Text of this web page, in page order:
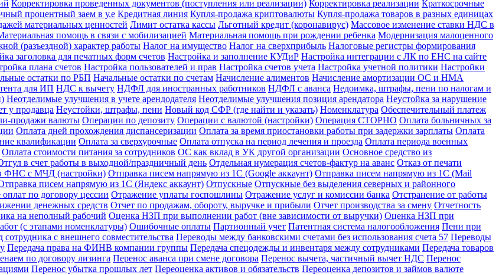
Корректировка проведенных документов (поступления или реализации) Корректировка реализации Краткосрочные
процентный заем в у.е Кредитная линия Купля-продажа криптовалюты Купля-продажа товаров в разных единицах
материальных ценностей Лимит остатка кассы Льготный кредит (коронавирус) Массовое изменение ставки НДС в
помощь в связи с мобилизацией Материальная помощь при рождении ребенка Модернизация малоценного
(разъездной) характер работы Налог на имущество Налог на сверхприбыль Налоговые регистры формирования
заголовка для печатных форм счетов Настройка и заполнение КУДиР Настройка интеграции с ЛК по ЕНС на сайте
плана счетов Настройка пользователей и прав Настройка счетов учета Настройка учетной политики Настройки
остатки по РБП Начальные остатки по счетам Начисление алиментов Начисление амортизации ОС и НМА
для ИП НДС к вычету НДФЛ для иностранных работников НДФЛ с аванса Недоимка, штрафы, пени по налогам и
Неотделимые улучшения в учете арендодателя Неотделимые улучшения позиция арендатора Неустойка за нарушение
у продавца Неустойки, штрафы, пени Новый код СФР (где найти и указать) Номенклатура Обеспечительный платеж
продажи валюты Операции по депозиту Операции с валютой (настройки) Операция СТОРНО Оплата больничных за
Оплата дней прохождения диспансеризации Оплата за время приостановки работы при задержки зарплаты Оплата
квалификации Оплата за сверхурочные Оплата отпуска на период лечения и проезда Оплата периода военных
Оплата стоимости питания за сотрудников ОС как вклад в УК другой организации Основное средство из
в счет работы в выходной/праздничный день Отдельная нумерация счетов-фактур на аванс Отказ от печати
ФНС с МЧД (настройки) Отправка писем напрямую из 1С (Google аккаунт) Отправка писем напрямую из 1С (Mail
писем напрямую из 1С (Яндекс аккаунт) Отпускные Отпускные без выделения северных и районного
по договору цессии Отражение уплаты госпошлины Отражение услуг и комиссии банка Отстранение от работы
денежных средств Отчет по продажам, обороту, выручке и прибыли Отчет производства за смену Отчетность
на неполный рабочий Оценка НЗП при выполнении работ (вне зависимости от выручки) Оценка НЗП при
(с этапами номенклатуры) Ошибочные оплаты Партионный учет Патентная система налогообложения Пени при
сотрудника с внешнего совместительства Переводы между банковскими счетами без использования счета 57 Переводы
Передача права на ФИНВ компании группы Передача спецодежды и инвентаря между сотрудниками Передача товаров
по договору лизинга Перенос аванса при смене договора Перенос вычета, частичный вычет НДС Перенос
Перенос убытка прошлых лет Переоценка активов и обязательств Переоценка депозитов и займов валюте